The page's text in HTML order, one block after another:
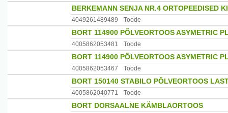
BERKEMANN SENJA NR.4 ORTOPEEDISED
4049261489489 Toode
BORT 114900 PÕLVEORTOOS ASYMETRIC
4005862053481 Toode
BORT 114900 PÕLVEORTOOS ASYMETRIC
4005862053467 Toode
BORT 150140 STABILO PÕLVEORTOOS
4005862040771 Toode
BORT DORSAALNE KÄMBLAORTOOS